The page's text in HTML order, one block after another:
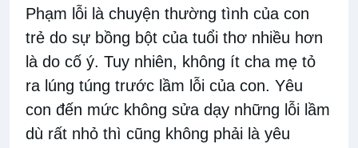
Phạm lỗi là chuyện thường tình của con
trẻ do sự bồng bột của tuổi thơ nhiều hơn
là do cố ý. Tuy nhiên, không ít cha mẹ tỏ
ra lúng túng trước lầm lỗi của con. Yêu
con đến mức không sửa dạy những lỗi lầm
dù rất nhỏ thì cũng không phải là yêu